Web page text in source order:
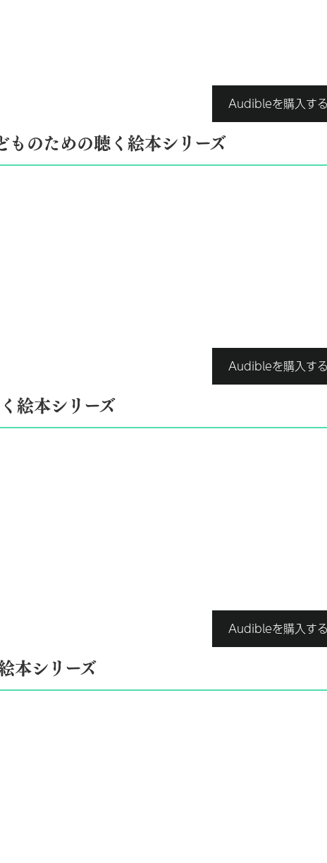
Audibleを購入する
ものための聴く絵本シリーズ
Audibleを購入する
絵本シリーズ
Audibleを購入する
本シリーズ